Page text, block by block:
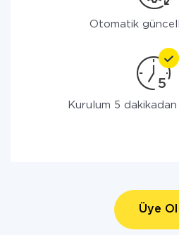
Otomatik
Kurulum 5
Üye Ol